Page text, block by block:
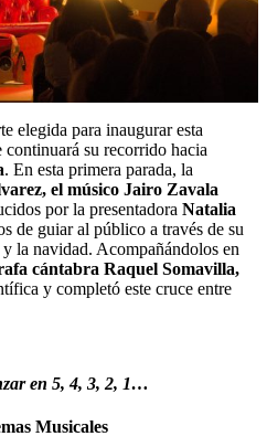
elegida para inaugurar esta
su recorrido hacia
. En esta primera parada, la
el músico Jairo Zavala
por la presentadora Natalia
de guiar al público a través de su
la navidad. Acompañándolos en
cántabra Raquel Somavilla,
y completó este cruce entre
en 5, 4, 3, 2, 1…
Musicales